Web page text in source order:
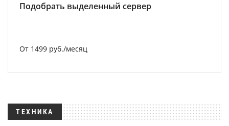
Подобрать выделенный сервер
От 1499 руб./месяц
ТЕХНИКА